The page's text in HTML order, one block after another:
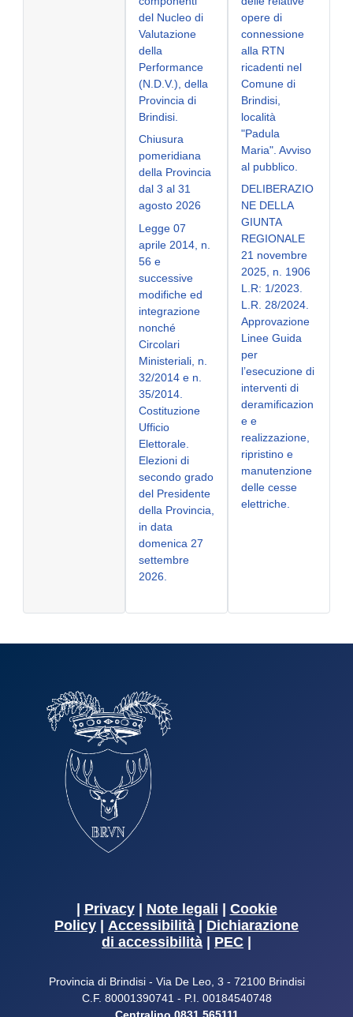
del Nucleo di
Valutazione
della
Performance
(N.D.V.), della
Provincia di
Brindisi.
Chiusura
pomeridiana
della Provincia
dal 3 al 31
agosto 2026
Legge 07
aprile 2014, n.
56 e
successive
modifiche ed
integrazione
nonché
Circolari
Ministeriali, n.
32/2014 e n.
35/2014.
Costituzione
Ufficio
Elettorale.
Elezioni di
secondo grado
del Presidente
della Provincia,
in data
domenica 27
settembre
2026.
opere di
connessione
alla RTN
ricadenti nel
Comune di
Brindisi,
località
"Padula
Maria". Avviso
al pubblico.
DELIBERAZIO
NE DELLA
GIUNTA
REGIONALE
21 novembre
2025, n. 1906
L.R: 1/2023.
L.R. 28/2024.
Approvazione
Linee Guida
per
l’esecuzione di
interventi di
deramificazion
e e
realizzazione,
ripristino e
manutenzione
delle cesse
elettriche.
Privacy| Note legali
Cookie
Policy
Accessibilità
Dichiarazione
di accessibilità
PEC
Provincia di Brindisi - Via De Leo, 3 - 72100 Brindisi
C.F. 80001390741 - P.I. 00184540748